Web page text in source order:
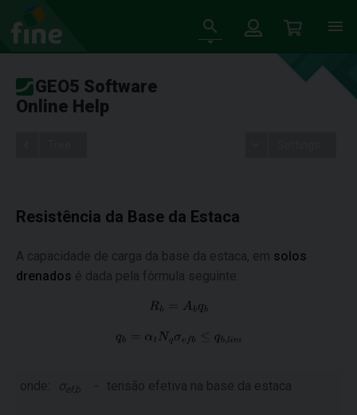
GEO5 Software
Online Help
Resistência da Base da Estaca
A capacidade de carga da base da estaca, em solos
drenados é dada pela fórmula seguinte:
onde: σef,b - tensão efetiva na base da estaca